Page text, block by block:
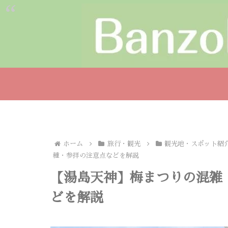
ホーム 旅行・観光
観光地・スポット紹
種・参拝の注意点などを解説
【湯島天神】梅まつりの混
どを解説